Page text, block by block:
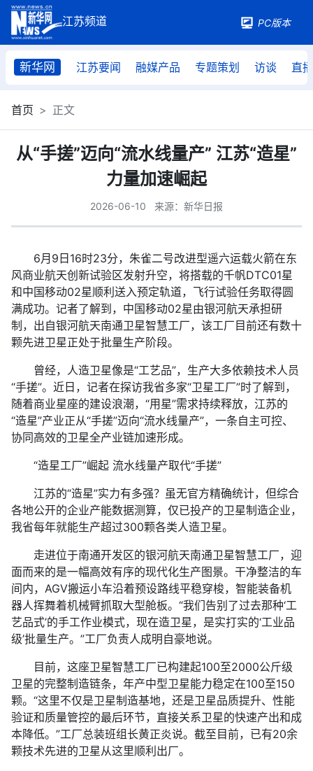
PC版本
新华网 江苏要闻 融媒产品 专题策划 访谈 直播
首页 正文
从“手搓”迈向“流水线量产” 江苏“造星”
力量加速崛起
2026-06-10 来源：新华日报
6月9日16时23分，朱雀二号改进型遥六运载火箭在东
风商业航天创新试验区发射升空，将搭载的千帆DTC01星
和中国移动02星顺利送入预定轨道，飞行试验任务取得圆
满成功。记者了解到，中国移动02星由银河航天承担研
制，出自银河航天南通卫星智慧工厂，该工厂目前还有数十
颗先进卫星正处于批量生产阶段。
曾经，人造卫星像是“工艺品”，生产大多依赖技术人员
“手搓”。近日，记者在探访我省多家“卫星工厂”时了解到，
随着商业星座的建设浪潮，“用星”需求持续释放，江苏的
“造星”产业正从“手搓”迈向“流水线量产”，一条自主可控、
协同高效的卫星全产业链加速形成。
“造星工厂”崛起 流水线量产取代“手搓”
江苏的“造星”实力有多强？虽无官方精确统计，但综合
各地公开的企业产能数据测算，仅已投产的卫星制造企业，
我省每年就能生产超过300颗各类人造卫星。
走进位于南通开发区的银河航天南通卫星智慧工厂，迎
面而来的是一幅高效有序的现代化生产图景。干净整洁的车
间内，AGV搬运小车沿着预设路线平稳穿梭，智能装备机
器人挥舞着机械臂抓取大型舱板。“我们告别了过去那种‘工
艺品式’的手工作业模式，现在造卫星，是实打实的‘工业品
级’批量生产。”工厂负责人成明自豪地说。
目前，这座卫星智慧工厂已构建起100至2000公斤级
卫星的完整制造链条，年产中型卫星能力稳定在100至150
颗。“这里不仅是卫星制造基地，还是卫星品质提升、性能
验证和质量管控的最后环节，直接关系卫星的快速产出和成
本降低。”工厂总装班组长黄正炎说。截至目前，已有20余
颗技术先进的卫星从这里顺利出厂。